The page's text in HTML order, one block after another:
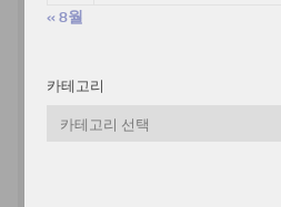
« 8월
카테고리